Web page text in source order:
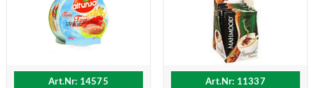
Art.Nr: 14575
Art.Nr: 11337